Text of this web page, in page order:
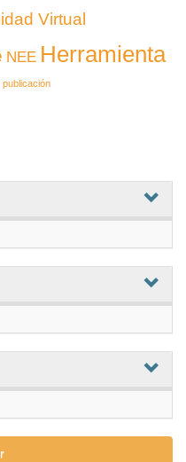
Virtual
NEE Herramienta
publicación